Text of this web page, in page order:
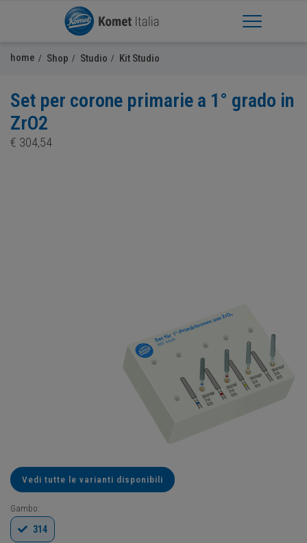
Apri Menu
home Shop Studio Kit Studio
Set per corone primarie a 1° grado in
ZrO2
€ 304,54
Vedi tutte le varianti disponibili
Gambo:
314